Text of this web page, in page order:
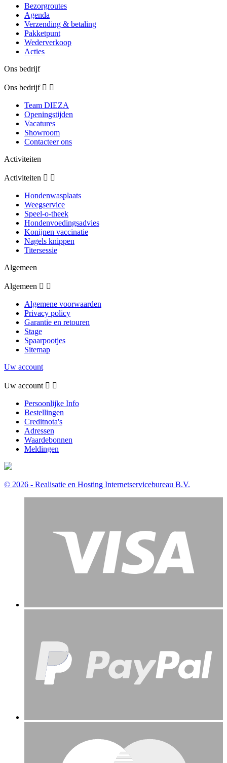
Bezorgroutes
Agenda
Verzending & betaling
Pakketpunt
Wederverkoop
Acties
Ons bedrijf
Ons bedrijf  
Team DIEZA
Openingstijden
Vacatures
Showroom
Contacteer ons
Activiteiten
Activiteiten  
Hondenwasplaats
Weegservice
Speel-o-theek
Hondenvoedingsadvies
Konijnen vaccinatie
Nagels knippen
Titersessie
Algemeen
Algemeen  
Algemene voorwaarden
Privacy policy
Garantie en retouren
Stage
Spaarpootjes
Sitemap
Uw account
Uw account  
Persoonlijke Info
Bestellingen
Creditnota's
Adressen
Waardebonnen
Meldingen
© 2026 - Realisatie en Hosting Internetservicebureau B.V.